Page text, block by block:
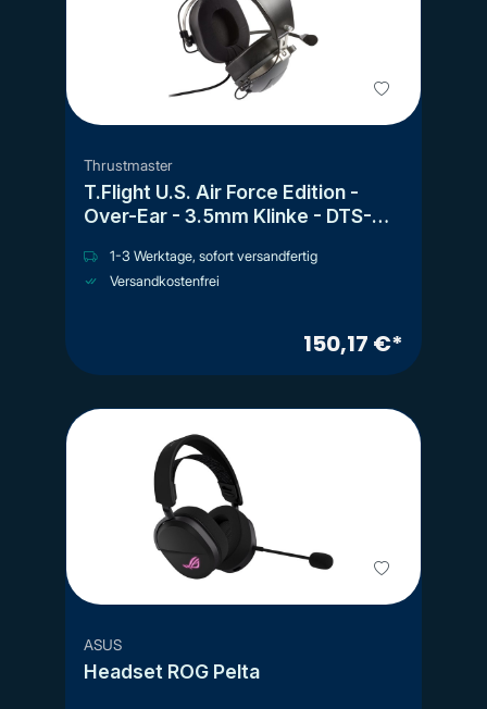
Thrustmaster
T.Flight U.S. Air Force Edition -
Over-Ear - 3.5mm Klinke - DTS-
1-3 Werktage, sofort versandfertig
Versandkostenfrei
150,17 €*
ASUS
Headset ROG Pelta